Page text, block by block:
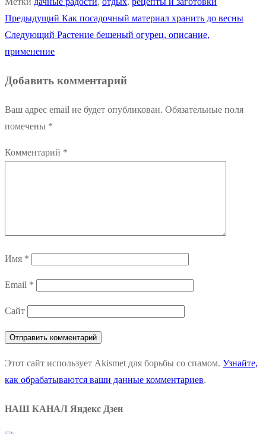
Навигация
по
Предыдущий Предыдущая
запись:
Как посадочный материал хранить до весны
Следующий Следующая
Растение бешеный огурец, описание,
применение
Добавить комментарий
Ваш адрес email не будет опубликован. Обязательные поля
помечены *
Комментарий *
Имя *
Email *
Сайт
Этот сайт использует Akismet для борьбы со спамом. Узнайте,
как обрабатываются ваши данные комментариев.
НАШ КАНАЛ Яндекс Дзен